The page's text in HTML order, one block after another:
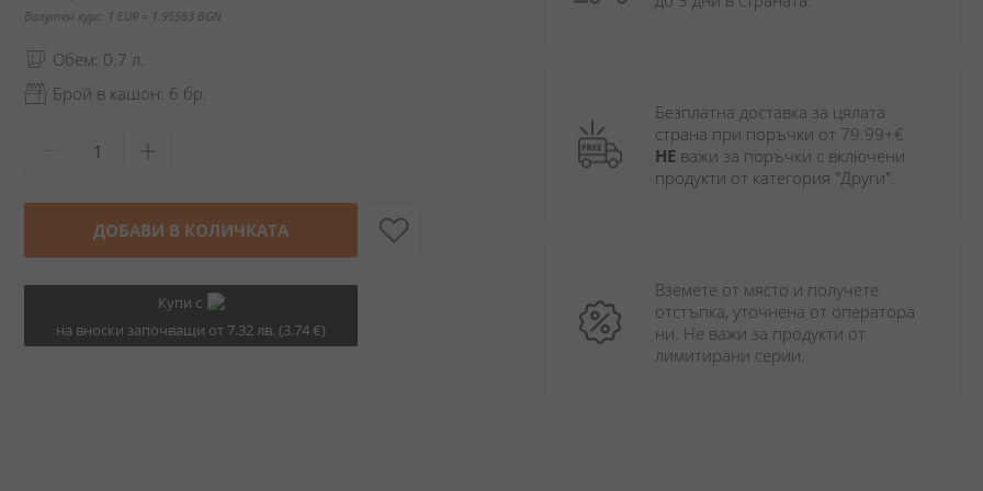
Валутен курс: 1 EUR = 1.95583 BGN
Обем: 0.7 л.
Брой в кашон: 6 бр.
ДОБАВИ В КОЛИЧКАТА
Купи с
на вноски започващи от 7.32 лв. (3.74 €)
Безплатна доставка за цялата
НЕ важи за поръчки с включени
продукти от категория "Други".
Вземете от място и получете
отстъпка, уточнена от оператора
ни. Не важи за продукти от
лимитирани серии.